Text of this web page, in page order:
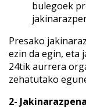
bulegoek
Presako
ezin da egin, eta
24tik aurrera
zehatutako
2-